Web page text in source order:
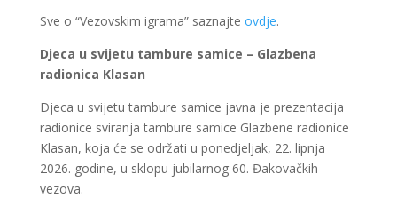
Sve o “Vezovskim igrama” saznajte ovdje.
Djeca u svijetu tambure samice – Glazbena
radionica Klasan
Djeca u svijetu tambure samice javna je prezentacija
radionice sviranja tambure samice Glazbene radionice
Klasan, koja će se održati u ponedjeljak, 22. lipnja
2026. godine, u sklopu jubilarnog 60. Đakovačkih
vezova.